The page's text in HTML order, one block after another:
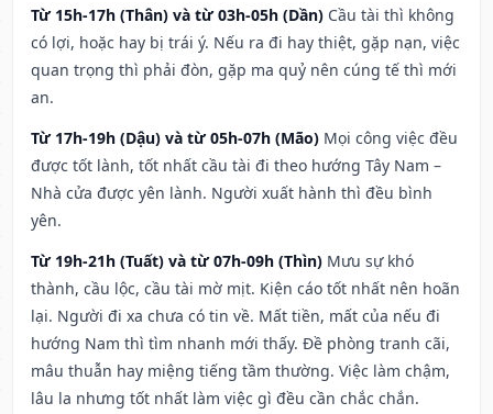
Từ 15h-17h (Thân) và từ 03h-05h (Dần) Cầu tài thì không
có lợi, hoặc hay bị trái ý. Nếu ra đi hay thiệt, gặp nạn, việc
quan trọng thì phải đòn, gặp ma quỷ nên cúng tế thì mới
an.
Từ 17h-19h (Dậu) và từ 05h-07h (Mão) Mọi công việc đều
được tốt lành, tốt nhất cầu tài đi theo hướng Tây Nam –
Nhà cửa được yên lành. Người xuất hành thì đều bình
yên.
Từ 19h-21h (Tuất) và từ 07h-09h (Thìn) Mưu sự khó
thành, cầu lộc, cầu tài mờ mịt. Kiện cáo tốt nhất nên hoãn
lại. Người đi xa chưa có tin về. Mất tiền, mất của nếu đi
hướng Nam thì tìm nhanh mới thấy. Đề phòng tranh cãi,
mâu thuẫn hay miệng tiếng tầm thường. Việc làm chậm,
lâu la nhưng tốt nhất làm việc gì đều cần chắc chắn.